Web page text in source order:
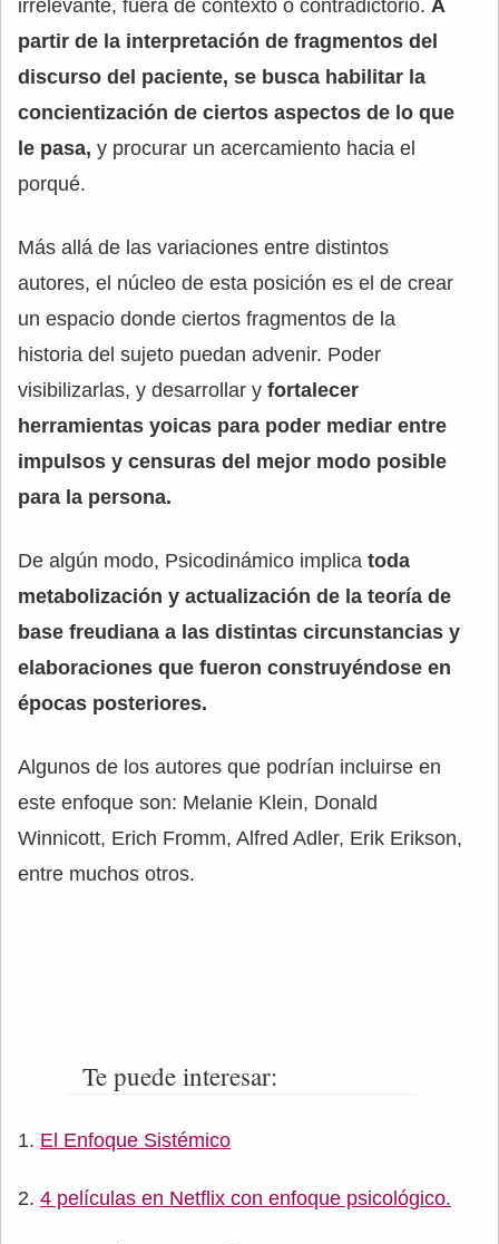
irrelevante, fuera de contexto o contradictorio. A
partir de la interpretación de fragmentos del
discurso del paciente, se busca habilitar la
concientización de ciertos aspectos de lo que
le pasa, y procurar un acercamiento hacia el
porqué.
Más allá de las variaciones entre distintos
autores, el núcleo de esta posición es el de crear
un espacio donde ciertos fragmentos de la
historia del sujeto puedan advenir. Poder
visibilizarlas, y desarrollar y fortalecer
herramientas yoicas para poder mediar entre
impulsos y censuras del mejor modo posible
para la persona.
De algún modo, Psicodinámico implica toda
metabolización y actualización de la teoría de
base freudiana a las distintas circunstancias y
elaboraciones que fueron construyéndose en
épocas posteriores.
Algunos de los autores que podrían incluirse en
este enfoque son: Melanie Klein, Donald
Winnicott, Erich Fromm, Alfred Adler, Erik Erikson,
entre muchos otros.
Te puede interesar:
El Enfoque Sistémico
4 películas en Netflix con enfoque psicológico.